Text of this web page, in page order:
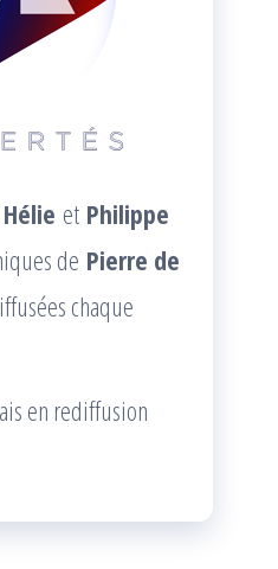
et Philippe
de Pierre de
chaque
en rediffusion